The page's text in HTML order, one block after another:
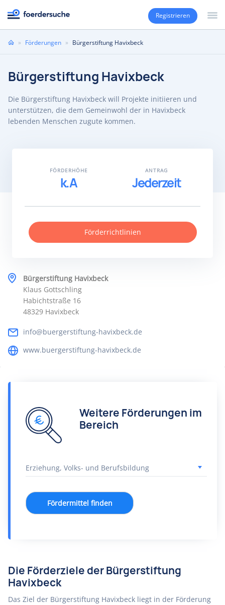
Registrieren
Sie» Förderungen » Bürgerstiftung Havixbeck
Bürgerstiftung Havixbeck
Die Bürgerstiftung Havixbeck will Projekte initiieren und
unterstützen, die dem Gemeinwohl der in Havixbeck
lebenden Menschen zugute kommen.
Bürgerstiftung Havixbeck
Klaus Gottschling
Habichtstraße 16
48329 Havixbeck
info@buergerstiftung-havixbeck.de
www.buergerstiftung-havixbeck.de
FÖRDERHÖHE
k.A
ANTRAG
Jederzeit
Förderrichtlinien
Weitere Förderungen im
Bereich
Fördermittel finden
Die Förderziele der Bürgerstiftung
Havixbeck
Das Ziel der Bürgerstiftung Havixbeck liegt in der Förderung